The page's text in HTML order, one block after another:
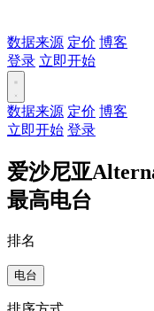
数据来源 定价 博客
登录 立即开始
数据来源 定价 博客
立即开始 登录
爱沙尼亚
最高电台
排名
电台